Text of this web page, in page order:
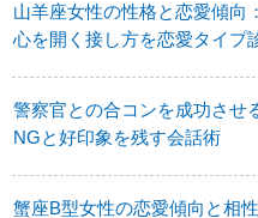
山羊座女性の性格と恋愛傾向
心を開く接し方を恋愛タイプ
警察官との合コンを成功させ
NGと好印象を残す会話術
蟹座B型女性の恋愛傾向と相